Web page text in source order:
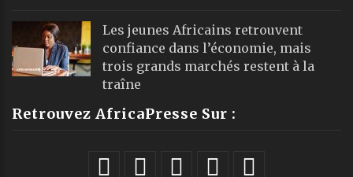
Les jeunes Africains retrouvent
confiance dans l’économie, mais
trois grands marchés restent à la
traîne
Retrouvez AfricaPresse Sur :